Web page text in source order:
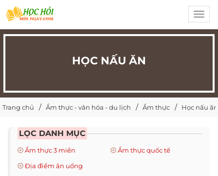
HỌC NẤU ĂN
Trang chủ Ẩm thực - văn hóa - du lịch Ẩm thực Học nấu ăn
LỌC DANH MỤC
Ẩm thực 3 miền
Ẩm thực quốc tế
Địa điểm ăn uống